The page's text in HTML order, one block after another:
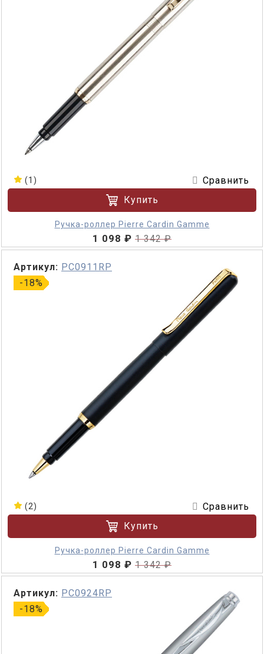
(1)
Сравнить
Купить
Ручка-роллер Pierre Cardin Gamme
1 098 ₽ 1 342 ₽
-18%
Артикул: PC0911RP
(2)
Сравнить
Купить
Ручка-роллер Pierre Cardin Gamme
1 098 ₽ 1 342 ₽
-18%
Артикул: PC0924RP